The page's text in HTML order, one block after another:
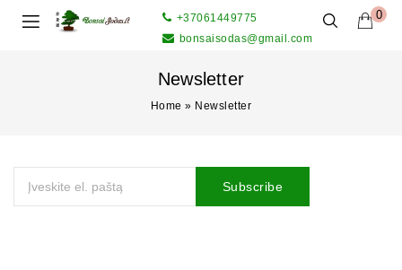
0
+37061449775
bonsaisodas@gmail.com
Newsletter
Home » Newsletter